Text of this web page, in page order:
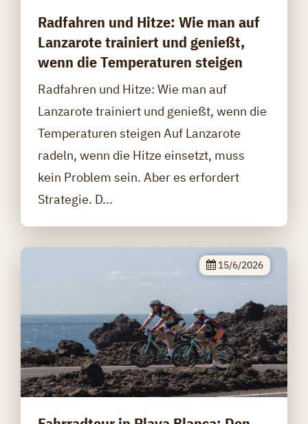
Radfahren und Hitze: Wie man auf
Lanzarote trainiert und genießt,
wenn die Temperaturen steigen
Radfahren und Hitze: Wie man auf
Lanzarote trainiert und genießt, wenn die
Temperaturen steigen Auf Lanzarote
radeln, wenn die Hitze einsetzt, muss
kein Problem sein. Aber es erfordert
Strategie. D...
15/6/2026